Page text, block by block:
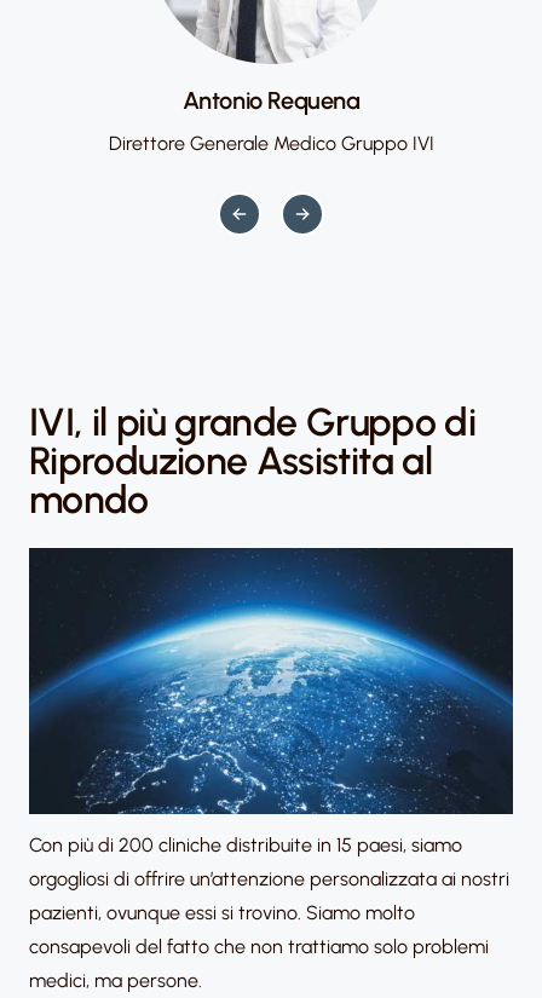
Antonio Requena
Direttore Generale Medico Gruppo IVI
IVI, il più grande Gruppo di
Riproduzione Assistita al
mondo​
Con più di 200 cliniche distribuite in 15 paesi, siamo
orgogliosi di offrire un’attenzione personalizzata ai nostri
pazienti, ovunque essi si trovino. Siamo molto
consapevoli del fatto che non trattiamo solo problemi
medici, ma persone. ​